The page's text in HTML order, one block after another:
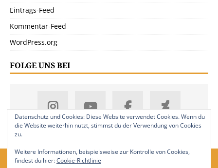
Eintrags-Feed
Kommentar-Feed
WordPress.org
FOLGE UNS BEI
Datenschutz und Cookies: Diese Website verwendet Cookies. Wenn du
die Website weiterhin nutzt, stimmst du der Verwendung von Cookies
zu.
Weitere Informationen, beispielsweise zur Kontrolle von Cookies,
findest du hier:Cookie-Richtlinie